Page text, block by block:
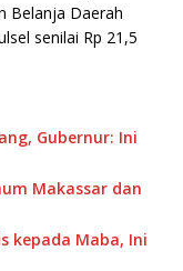
Belanja Daerah
senilai Rp 21,5
Gubernur: Ini
Makassar dan
kepada Maba, Ini